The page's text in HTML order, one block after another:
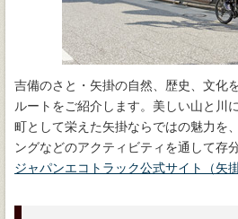
吉備のさと・矢掛の自然、歴史、文化
ルートをご紹介します。美しい山と川
町として栄えた矢掛ならではの魅力を
ングなどのアクティビティを通して存
ジャパンエコトラック公式サイト（矢